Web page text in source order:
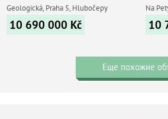
Geologická, Praha 5, Hlubočepy
10 690 000 Kč
Na
10
Еще похожие